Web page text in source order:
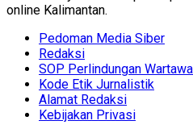
online Kalimantan.
Pedoman Media Siber
Redaksi
SOP Perlindungan
Kode Etik Jurnalistik
Alamat Redaksi
Kebijakan Privasi